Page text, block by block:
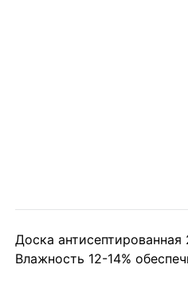
Доска
Влажность 12-14%